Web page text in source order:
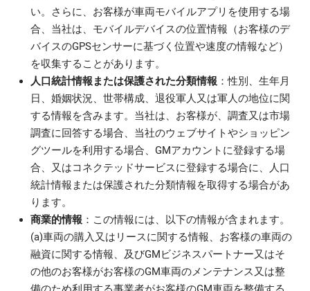
い。さらに、お客様が車両モバイルアプリを使用する場
合、当社は、モバイルデバイスの位置情報（お客様のデ
バイスのGPSセンサーに基づく位置や速度の情報など）
を収集することがあります。
人口統計情報または保護された分類情報 ：性別、生年月
日、婚姻状況、世帯構成、退役軍人又は軍人の地位に関
する情報を含みます。当社は、お客様が、調査又は市場
調査に回答する場合、当社のウェブサイトやショッピン
グツールを利用する場合、GMアカウントに登録する場
合、又はコネクテッドサービスに登録する場合に、人口
統計情報または保護された分類情報を取得する場合があ
ります。
商業的情報 ：この情報には、以下の情報が含まれます。
(a)車両の購入又はリースに関する情報、お客様の車両の
融資に関する情報、及びGMビジネスパートナー又はそ
の他のお客様がお客様のGM車両のメンテナンス又は整